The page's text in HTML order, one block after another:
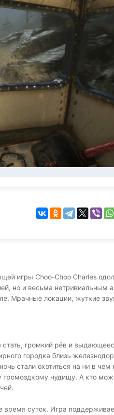
KINGDOM COME:
DELIVERANCE
бродилка
игры Choo-Choo Charles
но и весьма нетривиальным
Мрачные локации, жуткие
громкий рёв и
городка близь
стали охотиться на ни в
чудищу. А кто
суток. Игра